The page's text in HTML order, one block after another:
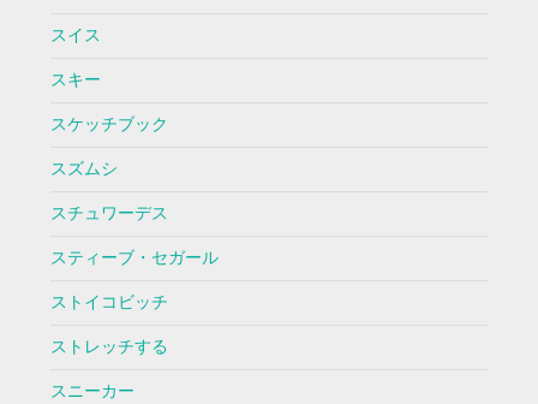
スイス
スキー
スケッチブック
スズムシ
スチュワーデス
スティーブ・セガール
ストイコビッチ
ストレッチする
スニーカー